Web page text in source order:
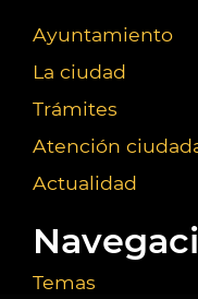
Ayuntamiento
La ciudad
Trámites
Atención
Actualidad
Temas